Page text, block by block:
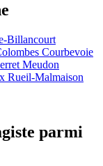
Billancourt
Courbevoie
Meudon
Rueil-Malmaison
parmi